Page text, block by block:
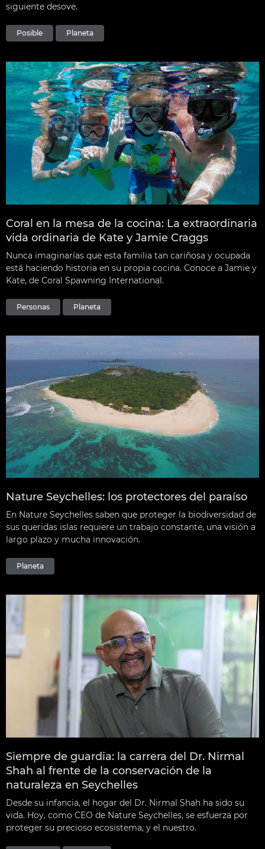
siguiente desove.
Posible Planeta
Coral en la mesa de la cocina: La extraordinaria
vida ordinaria de Kate y Jamie Craggs
Nunca imaginarías que esta familia tan cariñosa y ocupada
está haciendo historia en su propia cocina. Conoce a Jamie y
Kate, de Coral Spawning International.
Personas Planeta
Nature Seychelles: los protectores del paraíso
En Nature Seychelles saben que proteger la biodiversidad de
sus queridas islas requiere un trabajo constante, una visión a
largo plazo y mucha innovación.
Planeta
Siempre de guardia: la carrera del Dr. Nirmal
Shah al frente de la conservación de la
naturaleza en Seychelles
Desde su infancia, el hogar del Dr. Nirmal Shah ha sido su
vida. Hoy, como CEO de Nature Seychelles, se esfuerza por
proteger su precioso ecosistema, y el nuestro.